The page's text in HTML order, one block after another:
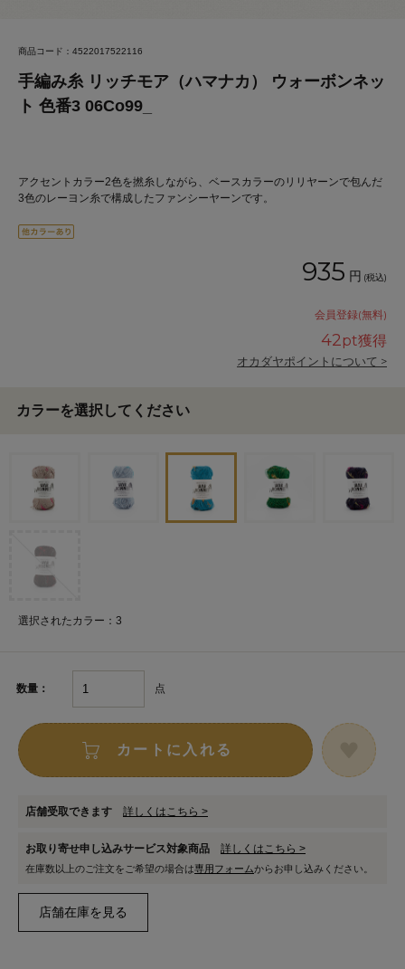
商品コード：4522017522116
手編み糸 リッチモア（ハマナカ） ウォーボンネッ
ト 色番3 06Co99_
アクセントカラー2色を撚糸しながら、ベースカラーのリリヤーンで包んだ
3色のレーヨン糸で構成したファンシーヤーンです。
935 円 (税込)
会員登録(無料)
42pt獲得
オカダヤポイントについて >
カラーを選択してください
選択されたカラー：3
数量： 点
カートに入れる
店舗受取できます 詳しくはこちら >
お取り寄せ申し込みサービス対象商品 詳しくはこちら >
在庫数以上のご注文をご希望の場合は専用フォームからお申し込みください。